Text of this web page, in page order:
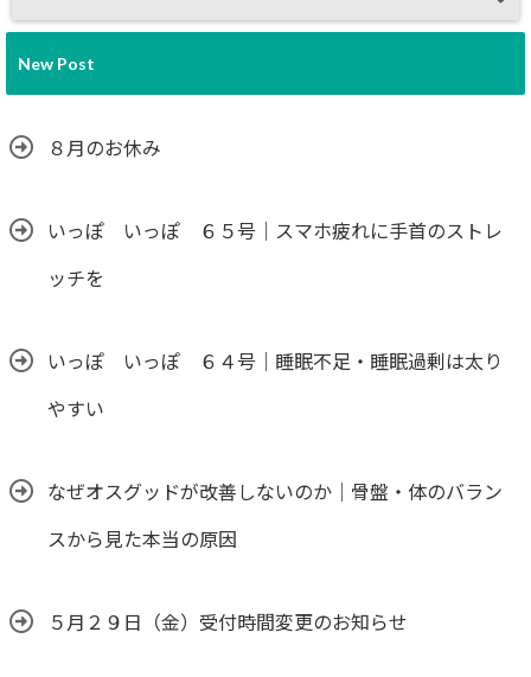
New Post
８月のお休み
いっぽ いっぽ ６５号｜スマホ疲れに手首のストレ
ッチを
いっぽ いっぽ ６４号｜睡眠不足・睡眠過剰は太り
やすい
なぜオスグッドが改善しないのか｜骨盤・体のバラン
スから見た本当の原因
５月２９日（金）受付時間変更のお知らせ